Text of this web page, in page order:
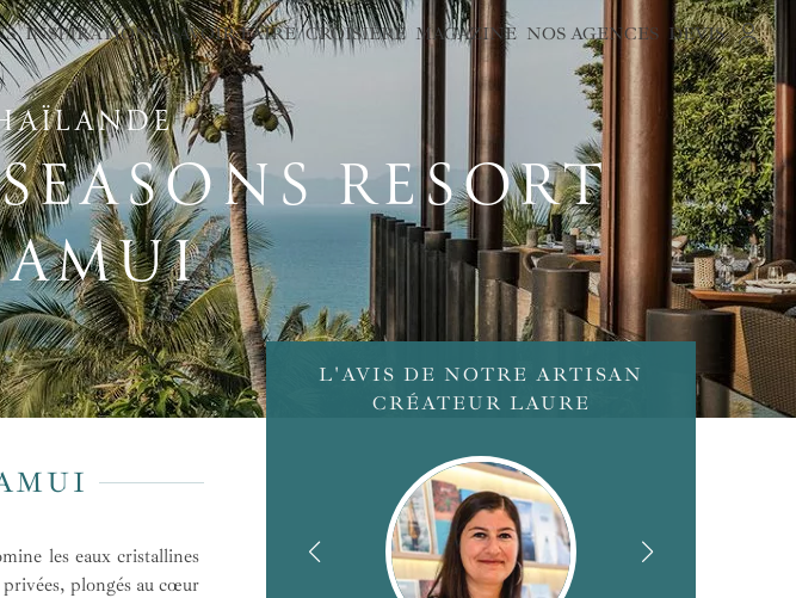
INSPIRATIONS SAVOIR-FAIRE CROISIÈRE MAGAZINE NOS AGENCES DEVIS
RESORT
les eaux cristallines
plongés au cœur
L'AVIS DE NOTRE ARTISAN
CRÉATEUR LAURE